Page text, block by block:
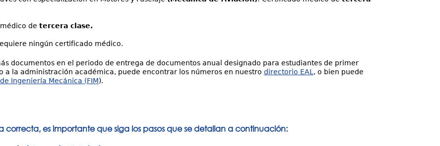
de tercera clase.
ningún certificado médico.
documentos en el periodo de entrega de documentos anual designado para estudiantes de primer
a la administración académica, puede encontrar los números en nuestro directorio EAL , o bien puede
Ingeniería Mecánica (FIM).
correcta, es importante que siga los pasos que se detallan a continuación: